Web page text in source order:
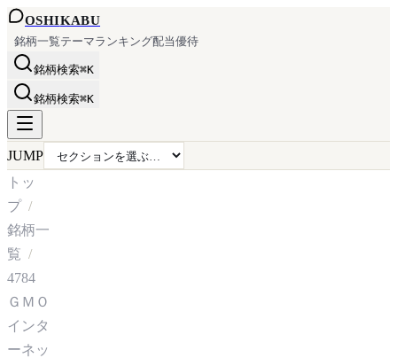
OSHIKABU
銘柄一覧テーマランキング配当優待
銘柄検索⌘K
銘柄検索⌘K
JUMP
トッ
プ
銘柄一
覧
4784
ＧＭＯ
インタ
ーネッ